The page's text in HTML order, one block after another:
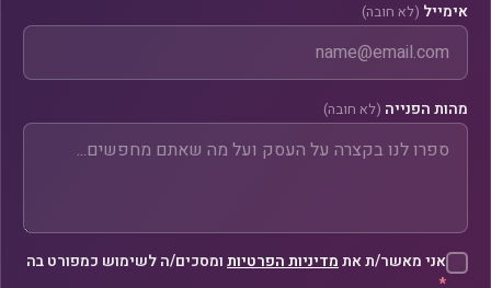
אימייל (לא חובה)
מהות הפנייה (לא חובה)
אני מאשר/ת אתמדיניות הפרטיות ומסכים/ה לשימוש כמפורט בה